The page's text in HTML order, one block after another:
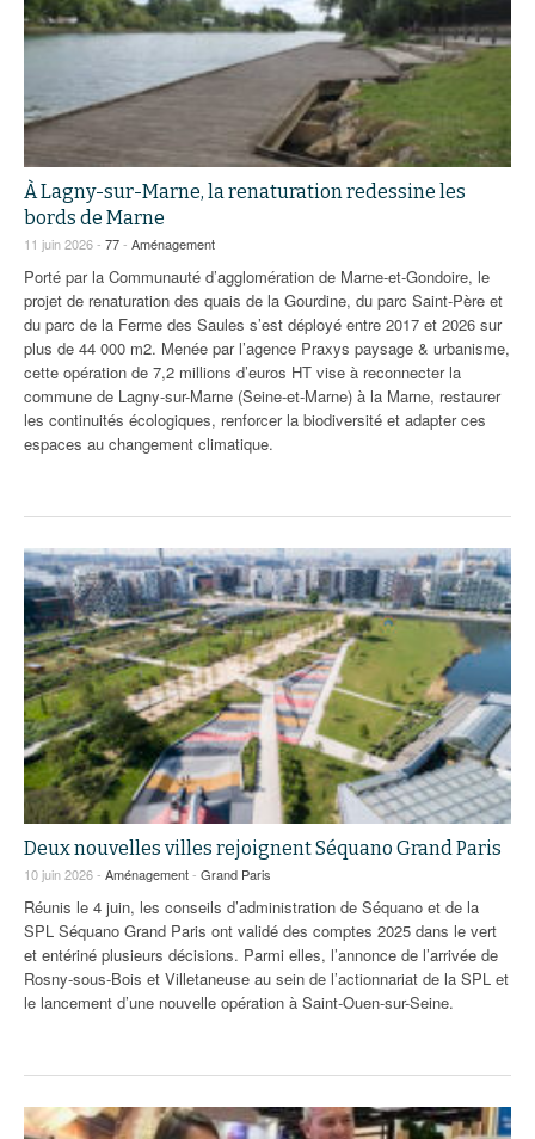
À Lagny-sur-Marne, la renaturation redessine les
bords de Marne
11 juin 2026 - 77- Aménagement
Porté par la Communauté d’agglomération de Marne-et-Gondoire, le
projet de renaturation des quais de la Gourdine, du parc Saint-Père et
du parc de la Ferme des Saules s’est déployé entre 2017 et 2026 sur
plus de 44 000 m2. Menée par l’agence Praxys paysage & urbanisme,
cette opération de 7,2 millions d’euros HT vise à reconnecter la
commune de Lagny-sur-Marne (Seine-et-Marne) à la Marne, restaurer
les continuités écologiques, renforcer la biodiversité et adapter ces
espaces au changement climatique.
Deux nouvelles villes rejoignent Séquano Grand Paris
10 juin 2026 - Aménagement- Grand Paris
Réunis le 4 juin, les conseils d’administration de Séquano et de la
SPL Séquano Grand Paris ont validé des comptes 2025 dans le vert
et entériné plusieurs décisions. Parmi elles, l’annonce de l’arrivée de
Rosny-sous-Bois et Villetaneuse au sein de l’actionnariat de la SPL et
le lancement d’une nouvelle opération à Saint-Ouen-sur-Seine.